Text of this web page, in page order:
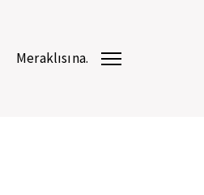
Meraklısına.